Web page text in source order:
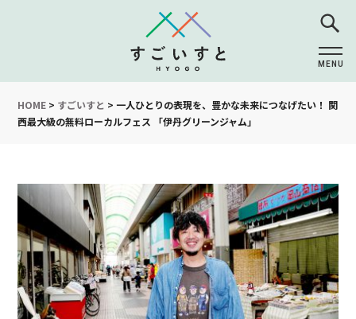
HOME > すごいすと >一人ひとりの表現を、豊かな未来につなげたい！ 関
西最大級の無料ローカルフェス 「伊丹グリーンジャム」
MENU